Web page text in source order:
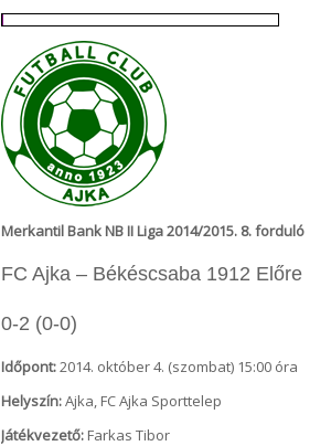
Merkantil Bank NB II Liga 2014/2015. 8. forduló
FC Ajka – Békéscsaba 1912 Előre
0-2 (0-0)
Időpont:2014. október 4. (szombat) 15:00 óra
Helyszín:Ajka, FC Ajka Sporttelep
Játékvezető: Farkas Tibor